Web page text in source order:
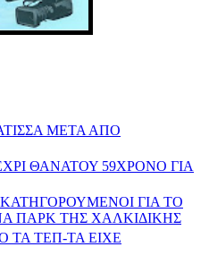
ΜΕΤΑ ΑΠΟ
ΘΑΝΑΤΟΥ 59ΧΡΟΝΟ ΓΙΑ
ΓΙΑ ΤΟ
ΠΑΡΚ ΤΗΣ ΧΑΛΚΙΔΙΚΗΣ
ΤΑ ΤΕΠ-ΤΑ ΕΙΧΕ